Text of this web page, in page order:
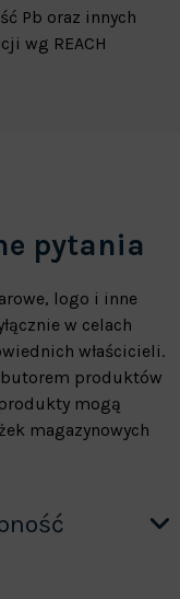
Pb oraz innych
wg REACH
pytania
logo i inne
w celach
właścicieli.
produktów
mogą
magazynowych